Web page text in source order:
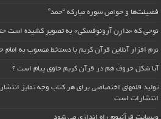
فضیلت‌ها و خواص سوره مبارکه “حمد”
نوحی که «دارِن آرونوفسکی» به تصویر کشیده است
نرم افزار آنلاین قرآن کریم با دستخط منسوب به
آیا شکل حروف هم در قرآن کریم حاوی پیام است ؟
تولید قلمهای اختصاصی برای هر کتاب وجه تمایز
انتشارات است